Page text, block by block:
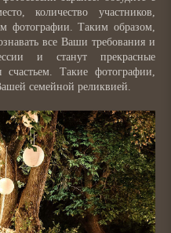
количество участников,
фотографии. Таким образом,
все Ваши требования и
и станут прекрасные
Такие фотографии,
семейной реликвией.